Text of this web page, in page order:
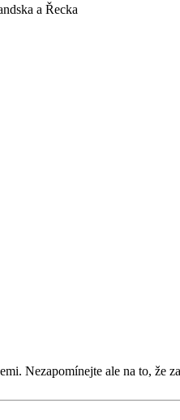
a Řecka
Nezapomínejte ale na to,